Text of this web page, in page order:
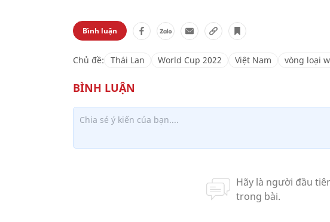
Bình luận
Chủ đề: Thái Lan World Cup 2022 Việt Nam vòng loại